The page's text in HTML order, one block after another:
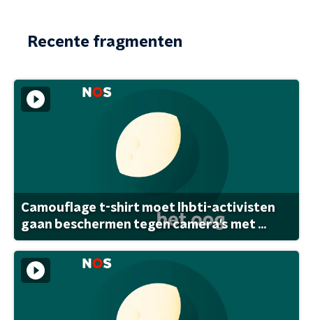
Recente fragmenten
Camouflage t-shirt moet lhbti-activisten
gaan beschermen tegen camera's met ...